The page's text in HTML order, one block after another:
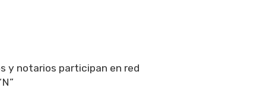
y notarios participan en red